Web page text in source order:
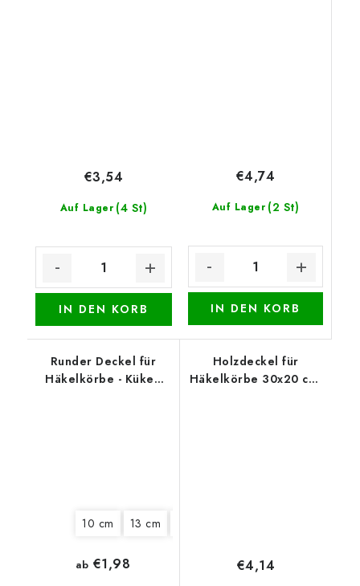
Auf Lager (4 St)
€3,54
IN DEN KORB
Auf Lager (2 St)
€4,74
IN DEN KORB
Runder Deckel für
Häkelkörbe - Küken
10 cm 13 cm
ab €1,98
Holzdeckel für
Häkelkörbe 30x20 cm,
€4,14